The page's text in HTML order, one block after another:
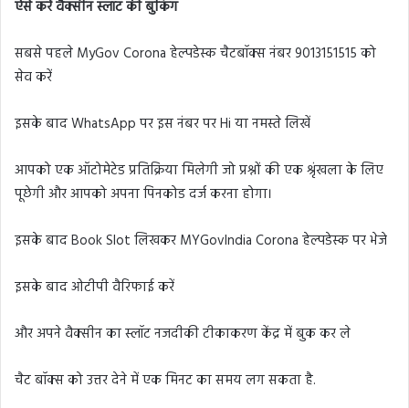
ऐसे करें वैक्सीन स्लॉट की बुकिंग
सबसे पहले MyGov Corona हेल्पडेस्क चैटबॉक्स नंबर 9013151515 को
सेव करें
इसके बाद WhatsApp पर इस नंबर पर Hi या नमस्ते लिखें
आपको एक ऑटोमेटेड प्रतिक्रिया मिलेगी जो प्रश्नों की एक श्रृंखला के लिए
पूछेगी और आपको अपना पिनकोड दर्ज करना होगा।
इसके बाद Book Slot लिखकर MYGovIndia Corona हेल्पडेस्क पर भेजे
इसके बाद ओटीपी वैरिफाई करें
और अपने वैक्सीन का स्लॉट नजदीकी टीकाकरण केंद्र में बुक कर ले
चैट बॉक्स को उत्तर देने में एक मिनट का समय लग सकता है.